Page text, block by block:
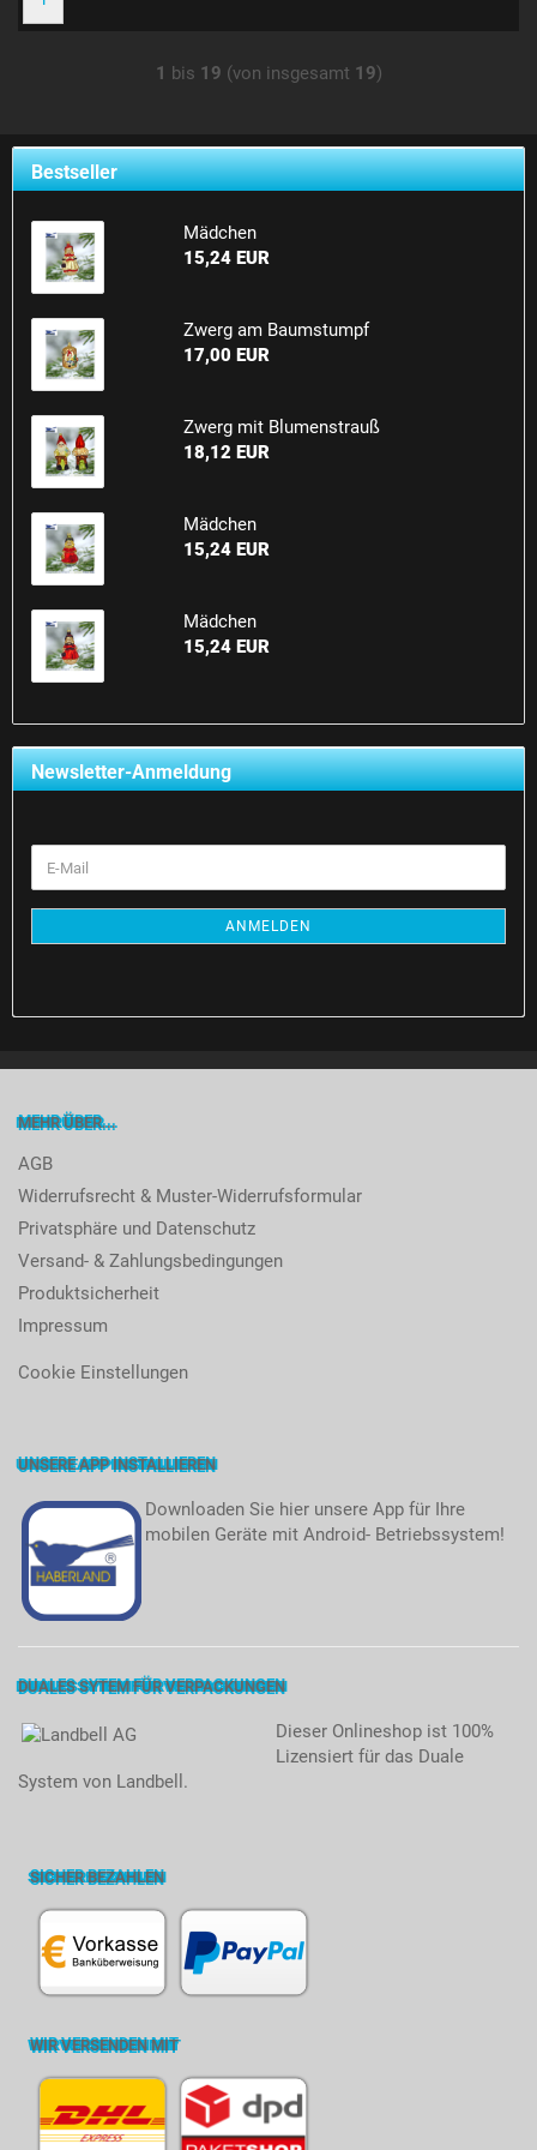
1 bis 19 (von insgesamt 19)
Bestseller
Mädchen
15,24 EUR
Zwerg am Baumstumpf
17,00 EUR
Zwerg mit Blumenstrauß
18,12 EUR
Mädchen
15,24 EUR
Mädchen
15,24 EUR
Newsletter-Anmeldung
E-
Mail
ANMELDEN
MEHR ÜBER...
AGB
Widerrufsrecht & Muster-Widerrufsformular
Privatsphäre und Datenschutz
Versand- & Zahlungsbedingungen
Produktsicherheit
Impressum
Cookie Einstellungen
UNSERE APP INSTALLIEREN
Downloaden Sie hier unsere App für Ihre
mobilen Geräte mit Android- Betriebssystem!
DUALES SYTEM FÜR VERPACKUNGEN
Dieser Onlineshop ist 100%
Lizensiert für das Duale
System von Landbell.
SICHER BEZAHLEN
WIR VERSENDEN MIT